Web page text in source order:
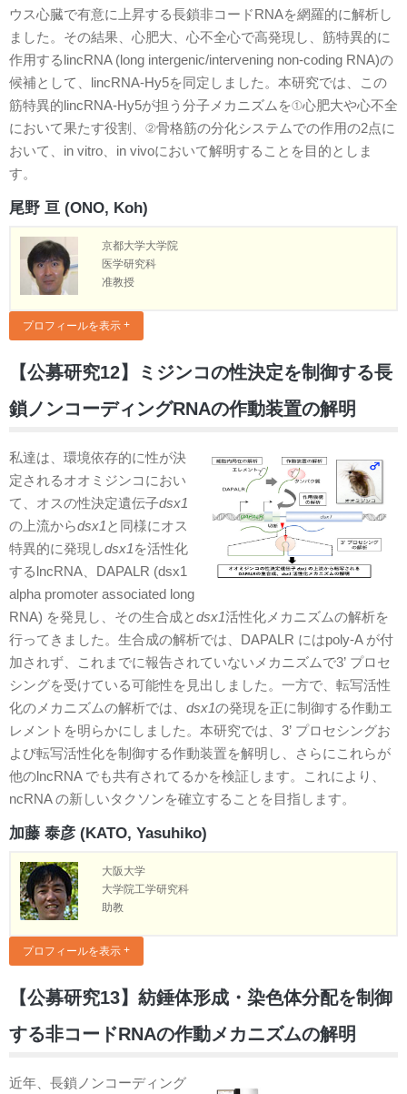
ウス心臓で有意に上昇する長鎖非コードRNAを網羅的に解析し
ました。その結果、心肥大、心不全心で高発現し、筋特異的に
作用するlincRNA (long intergenic/intervening non-coding RNA)の
候補として、lincRNA-Hy5を同定しました。本研究では、この
筋特異的lincRNA-Hy5が担う分子メカニズムを①心肥大や心不全
において果たす役割、②骨格筋の分化システムでの作用の2点に
おいて、in vitro、in vivoにおいて解明することを目的としま
す。
尾野 亘 (ONO, Koh)
京都大学大学院
医学研究科
准教授
プロフィールを表示
【公募研究12】ミジンコの性決定を制御する長
鎖ノンコーディングRNAの作動装置の解明
私達は、環境依存的に性が決
定されるオオミジンコにおい
て、オスの性決定遺伝子dsx1
の上流からdsx1と同様にオス
特異的に発現しdsx1を活性化
するlncRNA、DAPALR (dsx1
alpha promoter associated long
RNA) を発見し、その生合成とdsx1活性化メカニズムの解析を
行ってきました。生合成の解析では、DAPALR にはpoly-A が付
加されず、これまでに報告されていないメカニズムで3’ プロセ
シングを受けている可能性を見出しました。一方で、転写活性
化のメカニズムの解析では、 dsx1の発現を正に制御する作動エ
レメントを明らかにしました。本研究では、3’ プロセシングお
よび転写活性化を制御する作動装置を解明し、さらにこれらが
他のlncRNA でも共有されてるかを検証します。これにより、
ncRNA の新しいタクソンを確立することを目指します。
加藤 泰彦 (KATO, Yasuhiko)
大阪大学
大学院工学研究科
助教
プロフィールを表示
【公募研究13】紡錘体形成・染色体分配を制御
する非コードRNAの作動メカニズムの解明
近年、長鎖ノンコーディング